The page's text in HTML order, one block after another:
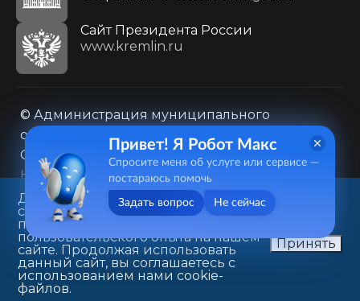
Cайт Президента России
www.kremlin.ru
© Администрация муниципального
образования городского округа «Город
Саратов»
Контакты
Карта сайта
Политика в отношении обработки
персональных данных
410031, г. Саратов, ул. Первомайская, д. 78
+7(8452)26-02-49
Данный веб-сайт использует
cookie-файлы в целях
предоставления вам лучшего
пользовательского опыта на нашем
сайте. Продолжая использовать
данный сайт, вы соглашаетесь с
использованием нами cookie-
файлов.
Принять
Привет! Я Робот Макс
Спросите меня об услуге или сервисе —
постараюсь помочь
Задать вопрос Не сейчас